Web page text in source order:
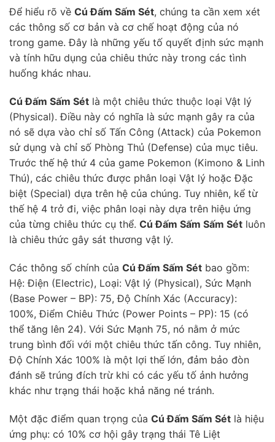
Để hiểu rõ về Cú Đấm Sấm Sét, chúng ta cần xem xét
các thông số cơ bản và cơ chế hoạt động của nó
trong game. Đây là những yếu tố quyết định sức mạnh
và tính hữu dụng của chiêu thức này trong các tình
huống khác nhau.
Cú Đấm Sấm Sét là một chiêu thức thuộc loại Vật lý
(Physical). Điều này có nghĩa là sức mạnh gây ra của
nó sẽ dựa vào chỉ số Tấn Công (Attack) của Pokemon
sử dụng và chỉ số Phòng Thủ (Defense) của mục tiêu.
Trước thế hệ thứ 4 của game Pokemon (Kimono & Linh
Thú), các chiêu thức được phân loại Vật lý hoặc Đặc
biệt (Special) dựa trên hệ của chúng. Tuy nhiên, kể từ
thế hệ 4 trở đi, việc phân loại này dựa trên hiệu ứng
của từng chiêu thức cụ thể. Cú Đấm Sấm Sấm Sét luôn
là chiêu thức gây sát thương vật lý.
Các thông số chính của Cú Đấm Sấm Sét bao gồm:
Hệ: Điện (Electric), Loại: Vật lý (Physical), Sức Mạnh
(Base Power – BP): 75, Độ Chính Xác (Accuracy):
100%, Điểm Chiêu Thức (Power Points – PP): 15 (có
thể tăng lên 24). Với Sức Mạnh 75, nó nằm ở mức
trung bình đối với một chiêu thức tấn công. Tuy nhiên,
Độ Chính Xác 100% là một lợi thế lớn, đảm bảo đòn
đánh sẽ trúng đích trừ khi có các yếu tố ảnh hưởng
khác như trạng thái hoặc khả năng né tránh.
Một đặc điểm quan trọng của Cú Đấm Sấm Sét là hiệu
ứng phụ: có 10% cơ hội gây trạng thái Tê Liệt